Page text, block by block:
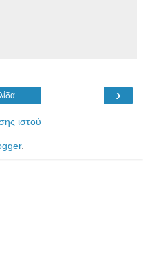
›
ιστού
.